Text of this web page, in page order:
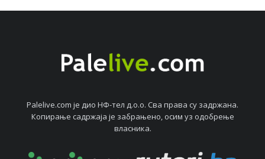
Palelive.com јe дио НФ-тeл д.о.о. Сва права су задржана.
Копирањe садржаја јe забрањeно, осим уз одобрeњe
власника.